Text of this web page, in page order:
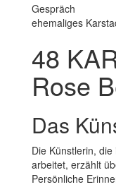
Gespräch
ehemaliges
48
Rose
Das
Die Künstlerin,
arbeitet, erzählt
Persönliche